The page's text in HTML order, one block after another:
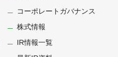
コーポレートガバナンス
株式情報
IR情報一覧